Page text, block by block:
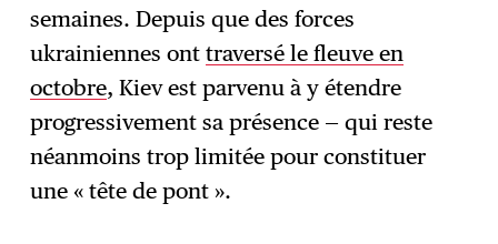
semaines. Depuis que des forces
ukrainiennes onttraversé le fleuve en
octobre, Kiev est parvenu à y étendre
progressivement sa présence — qui reste
néanmoins trop limitée pour constituer
une « tête de pont ».